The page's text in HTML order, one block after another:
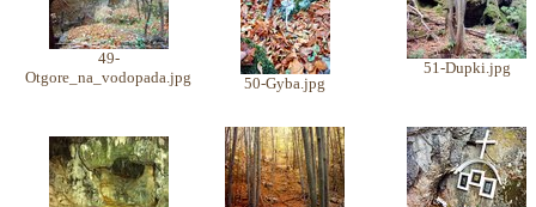
49-
Otgore_na_vodopada.jpg
50-Gyba.jpg
51-Dupki.jpg